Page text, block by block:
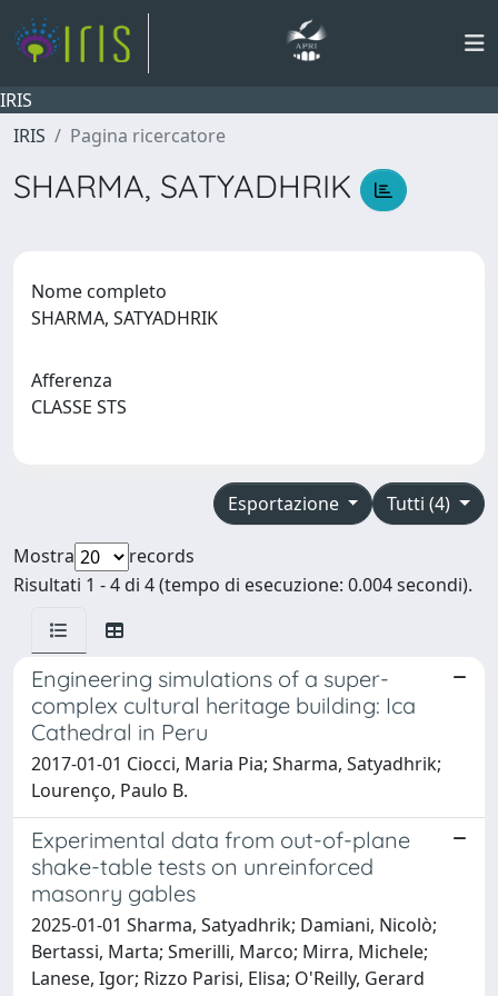
IRIS
IRIS
Pagina ricercatore
SHARMA, SATYADHRIK
Nome completo
SHARMA, SATYADHRIK
Afferenza
CLASSE STS
Tutti (4)
Esportazione
Mostra
records
Risultati 1 - 4 di 4 (tempo di esecuzione: 0.004 secondi).
Engineering simulations of a super-
complex cultural heritage building: Ica
Cathedral in Peru
2017-01-01 Ciocci, Maria Pia; Sharma, Satyadhrik;
Lourenço, Paulo B.
Experimental data from out-of-plane
shake-table tests on unreinforced
masonry gables
2025-01-01 Sharma, Satyadhrik; Damiani, Nicolò;
Bertassi, Marta; Smerilli, Marco; Mirra, Michele;
Lanese, Igor; Rizzo Parisi, Elisa; O'Reilly, Gerard